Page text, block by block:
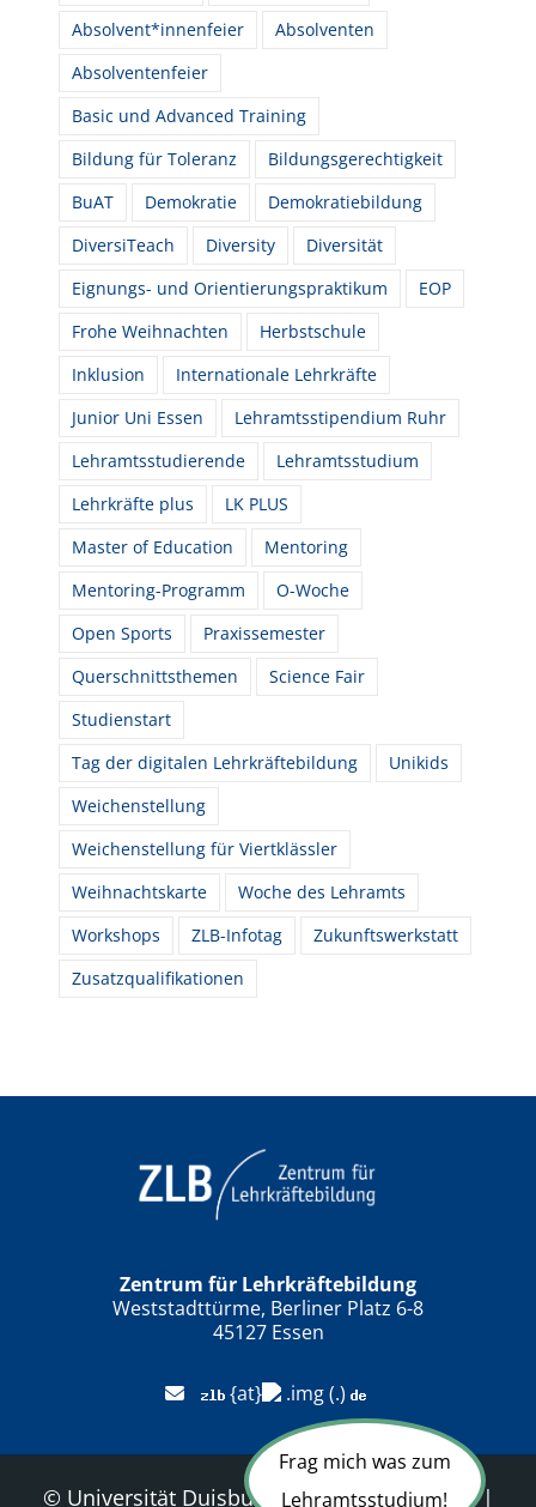
Absolvent*innenfeier
Absolventen
Absolventenfeier
Basic und Advanced Training
Bildung für Toleranz
Bildungsgerechtigkeit
BuAT
Demokratie
Demokratiebildung
DiversiTeach
Diversity
Diversität
Eignungs- und Orientierungspraktikum
EOP
Frohe Weihnachten
Herbstschule
Inklusion
Internationale Lehrkräfte
Junior Uni Essen
Lehramtsstipendium Ruhr
Lehramtsstudierende
Lehramtsstudium
Lehrkräfte plus
LK PLUS
Master of Education
Mentoring
Mentoring-Programm
O-Woche
Open Sports
Praxissemester
Querschnittsthemen
Science Fair
Studienstart
Tag der digitalen Lehrkräftebildung
Unikids
Weichenstellung
Weichenstellung für Viertklässler
Weihnachtskarte
Woche des Lehramts
Workshops
ZLB-Infotag
Zukunftswerkstatt
Zusatzqualifikationen
Zentrum für Lehrkräftebildung
Weststadttürme, Berliner Platz 6-8
45127 Essen
{at} (.)
© Universität Duisburg-Essen| Sitemap|
Frag mich was zum
Lehramtsstudium!